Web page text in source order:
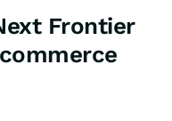
Frontier